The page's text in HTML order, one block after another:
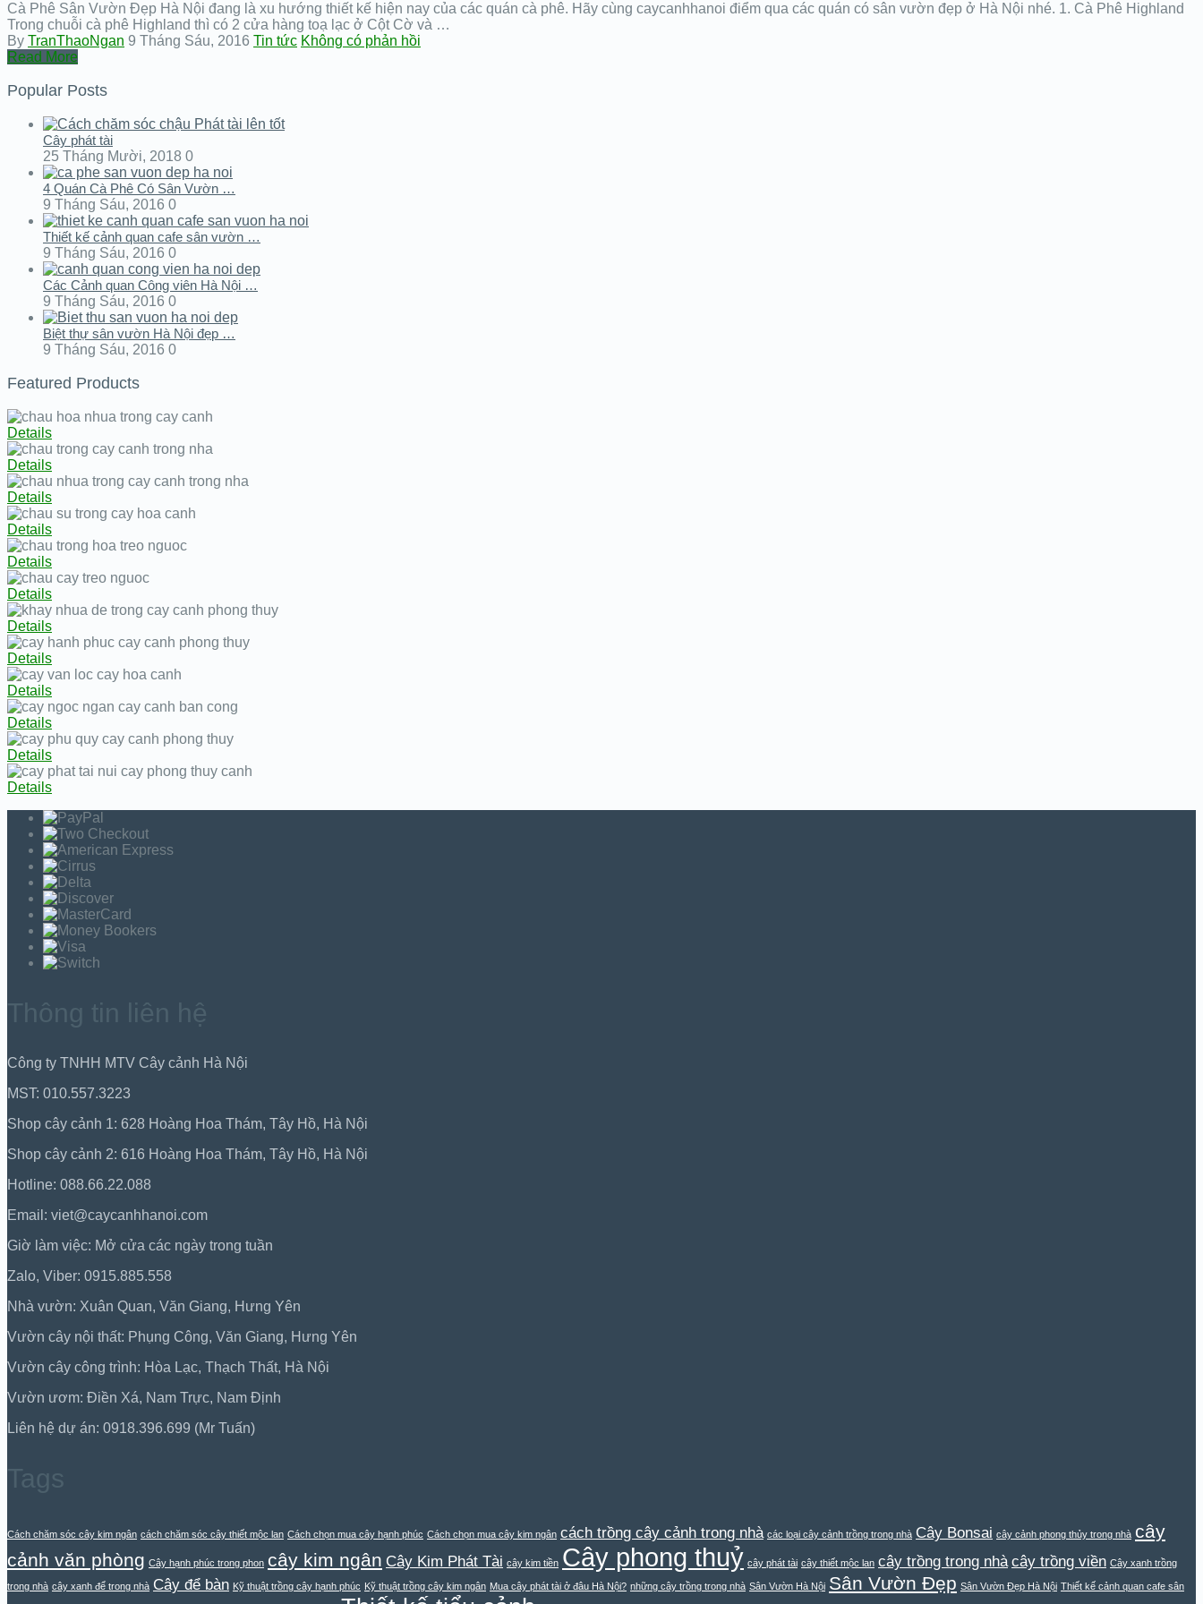
Cà Phê Sân Vườn Đẹp Hà Nội đang là xu hướng thiết kế hiện nay của các quán cà phê. Hãy cùng caycanhhanoi điểm qua các quán có sân vườn đẹp ở Hà Nội nhé. 1. Cà Phê Highland
Trong chuỗi cà phê Highland thì có 2 cửa hàng toạ lạc ở Cột Cờ và …
By TranThaoNgan 9 Tháng Sáu, 2016 Tin tức Không có phản hồi
Read More
Popular Posts
Cây phát tài
25 Tháng Mười, 2018 0
4 Quán Cà Phê Có Sân Vườn …
9 Tháng Sáu, 2016 0
Thiết kế cảnh quan cafe sân vườn …
9 Tháng Sáu, 2016 0
Các Cảnh quan Công viên Hà Nội …
9 Tháng Sáu, 2016 0
Biệt thự sân vườn Hà Nội đẹp …
9 Tháng Sáu, 2016 0
Featured Products
Details
Details
Details
Details
Details
Details
Details
Details
Details
Details
Details
Details
Thông tin liên hệ
Công ty TNHH MTV Cây cảnh Hà Nội
MST: 010.557.3223
Shop cây cảnh 1: 628 Hoàng Hoa Thám, Tây Hồ, Hà Nội
Shop cây cảnh 2: 616 Hoàng Hoa Thám, Tây Hồ, Hà Nội
Hotline: 088.66.22.088
Email: viet@caycanhhanoi.com
Giờ làm việc: Mở cửa các ngày trong tuần
Zalo, Viber: 0915.885.558
Nhà vườn: Xuân Quan, Văn Giang, Hưng Yên
Vườn cây nội thất: Phụng Công, Văn Giang, Hưng Yên
Vườn cây công trình: Hòa Lạc, Thạch Thất, Hà Nội
Vườn ươm: Điền Xá, Nam Trực, Nam Định
Liên hệ dự án: 0918.396.699 (Mr Tuấn)
Tags
Cách chăm sóc cây kim ngân cách chăm sóc cây thiết mộc lan Cách chọn mua cây hạnh phúc Cách chọn mua cây kim ngân cách trồng cây cảnh trong nhà các loại cây cảnh trồng trong nhà Cây Bonsai cây cảnh phong thủy trong nhà cây
cảnh văn phòng Cây hạnh phúc trong phon cây kim ngân Cây Kim Phát Tài cây kim tiền Cây phong thuỷ cây phát tài cây thiết mộc lan cây trồng trong nhà cây trồng viền Cây xanh trồng
trong nhà cây xanh để trong nhà Cây để bàn Kỹ thuật trồng cây hạnh phúc Kỹ thuật trồng cây kim ngân Mua cây phát tài ở đâu Hà Nội? những cây trồng trong nhà Sân Vườn Hà Nội Sân Vườn Đẹp Sân Vườn Đẹp Hà Nội Thiết kế cảnh quan cafe sân